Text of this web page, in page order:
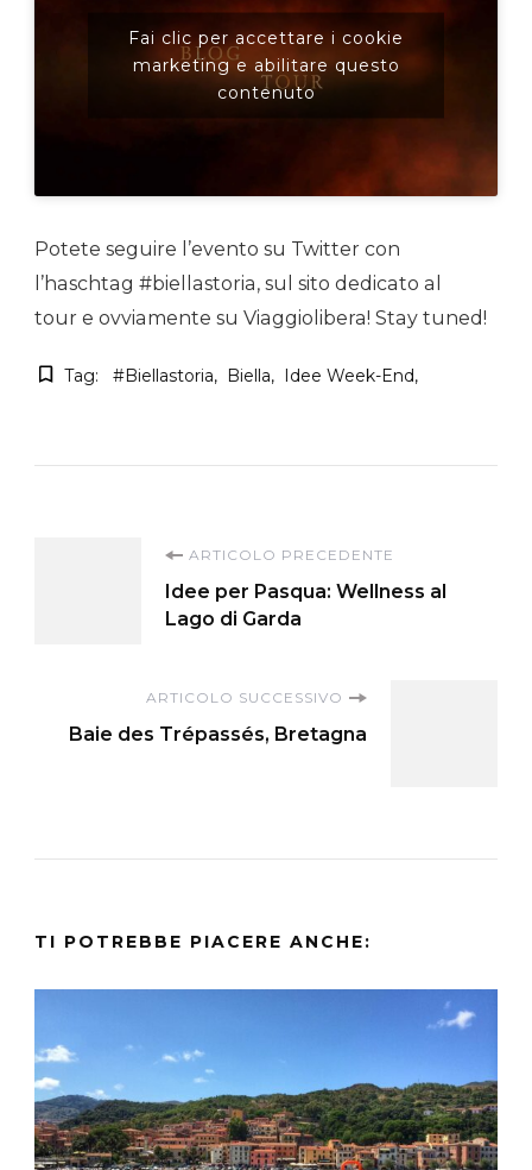
Fai clic per accettare i cookie
marketing e abilitare questo
contenuto
Potete seguire l’evento su Twitter con
l’haschtag #biellastoria, sul sito dedicato al
tour e ovviamente su Viaggiolibera! Stay tuned!
Tag: #biellastoria Biella Idee Week-End
Navigazione
articoli
ARTICOLO PRECEDENTE
Idee per Pasqua: Wellness al
Lago di Garda
ARTICOLO SUCCESSIVO
Baie des Trépassés, Bretagna
TI POTREBBE PIACERE ANCHE: